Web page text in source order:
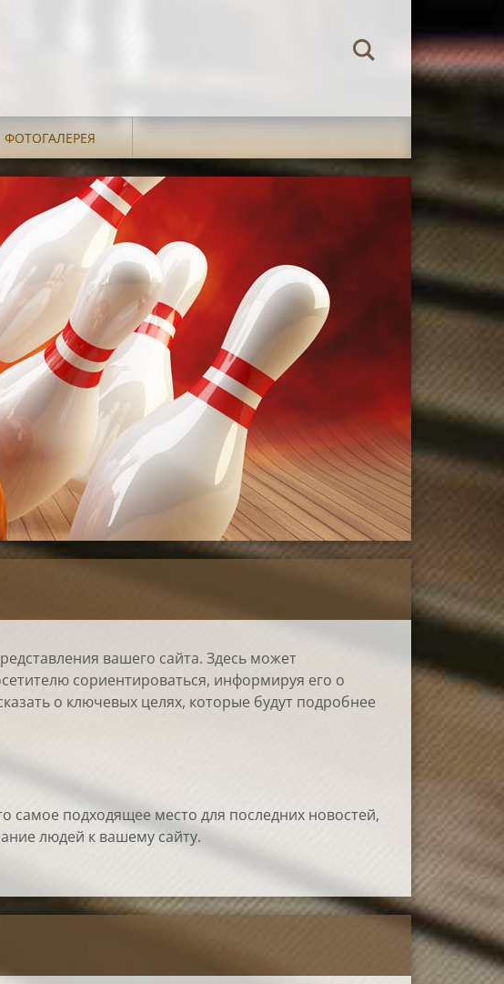
ФОТОГАЛЕРЕЯ
вашего сайта. Здесь может
сориентироваться, информируя его о
о ключевых целях, которые будут подробнее
самое подходящее место для последних новостей,
людей к вашему сайту.